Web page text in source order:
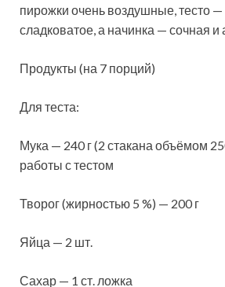
пирожки очень воздушные, тесто —
сладковатое, а начинка — сочная и
Продукты (на 7 порций)
Для теста:
Мука — 240 г (2 стакана объёмом
работы с тестом
Творог (жирностью 5 %) — 200 г
Яйца — 2 шт.
Сахар — 1 ст. ложка